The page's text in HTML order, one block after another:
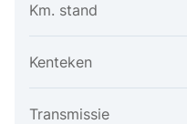
Km. stand
Kenteken
Transmissie